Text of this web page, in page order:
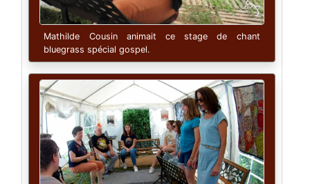
Mathilde Cousin animait ce stage de chant
bluegrass spécial gospel.